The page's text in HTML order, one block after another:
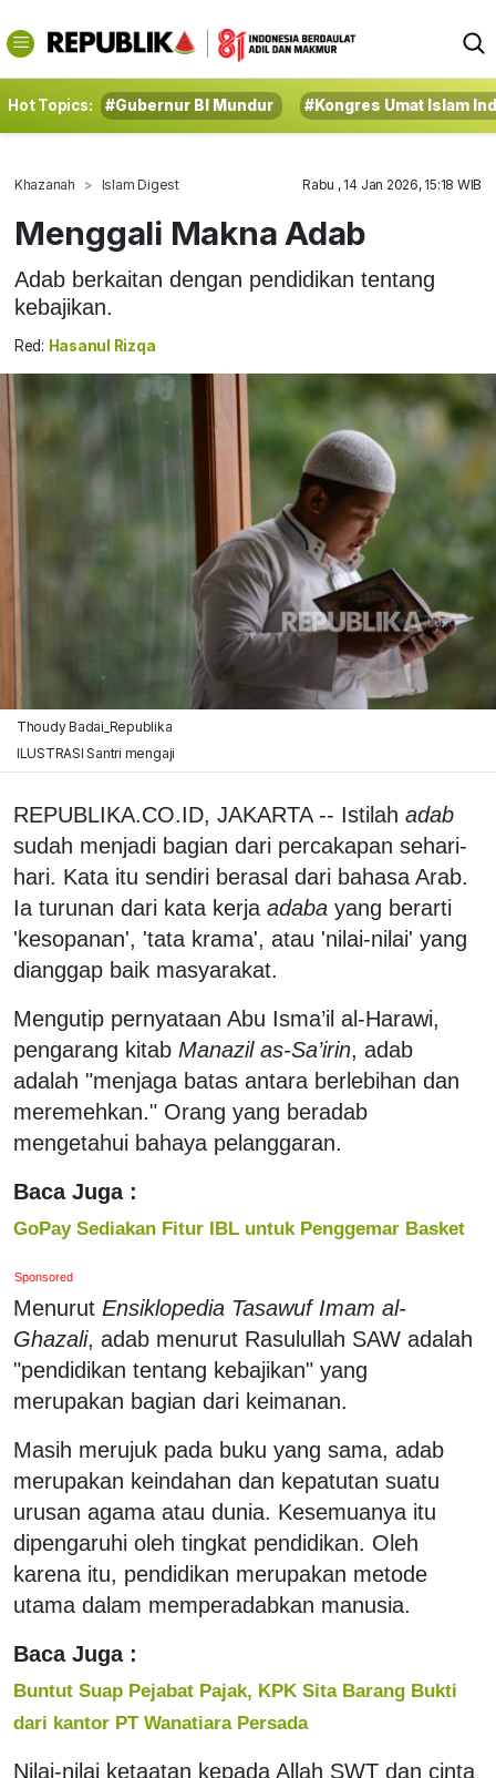
Hot Topics: #Gubernur BI Mundur #Kongres Umat Islam
Khazanah Islam Digest Rabu , 14 Jan 2026, 15:18 WIB
Menggali Makna Adab
Adab berkaitan dengan pendidikan tentang
kebajikan.
Red: Hasanul Rizqa
Thoudy Badai_Republika
ILUSTRASI Santri mengaji
REPUBLIKA.CO.ID, JAKARTA -- Istilah adab
sudah menjadi bagian dari percakapan sehari-
hari. Kata itu sendiri berasal dari bahasa Arab.
Ia turunan dari kata kerja adaba yang berarti
'kesopanan', 'tata krama', atau 'nilai-nilai' yang
dianggap baik masyarakat.
Mengutip pernyataan Abu Isma’il al-Harawi,
pengarang kitab Manazil as-Sa’irin, adab
adalah "menjaga batas antara berlebihan dan
meremehkan." Orang yang beradab
mengetahui bahaya pelanggaran.
Baca Juga :
GoPay Sediakan Fitur IBL untuk Penggemar Basket
Sponsored
Menurut Ensiklopedia Tasawuf Imam al-
Ghazali, adab menurut Rasulullah SAW adalah
"pendidikan tentang kebajikan" yang
merupakan bagian dari keimanan.
Masih merujuk pada buku yang sama, adab
merupakan keindahan dan kepatutan suatu
urusan agama atau dunia. Kesemuanya itu
dipengaruhi oleh tingkat pendidikan. Oleh
karena itu, pendidikan merupakan metode
utama dalam memperadabkan manusia.
Baca Juga :
Buntut Suap Pejabat Pajak, KPK Sita Barang Bukti
dari kantor PT Wanatiara Persada
Nilai-nilai ketaatan kepada Allah SWT dan cinta